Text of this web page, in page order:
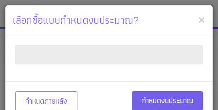
หจก.อักษรศีล เมนู
แสดงทั้งหมด 25,591
กลุ่มสินค้าตัด เจาะ 77
เลือกซื้อแบบกำหนดงบประมาณ? ×
กำหนดภายหลัง กำหนดงบประมาณ